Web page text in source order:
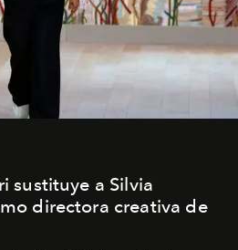
sustituye a Silvia
directora creativa de